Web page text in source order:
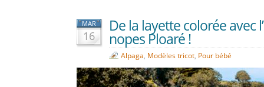
MAR
16
De la layette colorée avec
nopes Ploaré !
Alpaga, Modèles tricot, Pour bébé